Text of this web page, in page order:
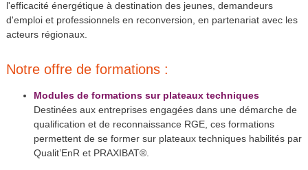
l'efficacité énergétique à destination des jeunes, demandeurs
d'emploi et professionnels en reconversion, en partenariat avec les
acteurs régionaux.
Notre offre de formations :
Modules de formations sur plateaux techniques
Destinées aux entreprises engagées dans une démarche de
qualification et de reconnaissance RGE, ces formations
permettent de se former sur plateaux techniques habilités par
Qualit’EnR et PRAXIBAT®.